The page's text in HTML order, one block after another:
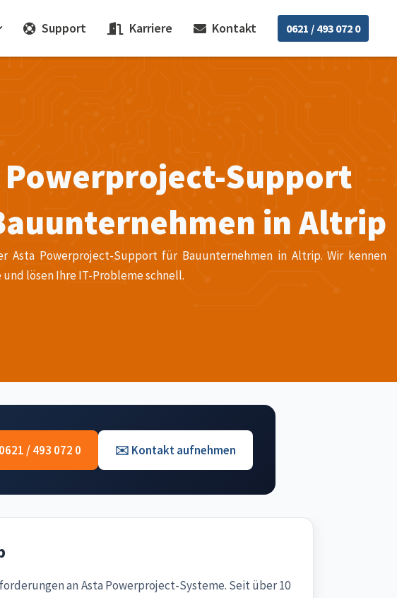
Support Karriere Kontakt 0621 / 493 072 0
Powerproject-Support
in Altrip
Asta Powerproject-Support für Bauunternehmen in Altrip. Wir kennen
und lösen Ihre IT-Probleme schnell.
/ 493 072 0 ✉️ Kontakt aufnehmen
an Asta Powerproject-Systeme. Seit über 10